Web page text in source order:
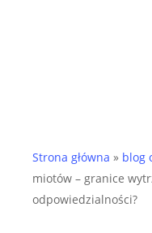
Strona główna » blog
miotów – granice
odpowiedzialności?